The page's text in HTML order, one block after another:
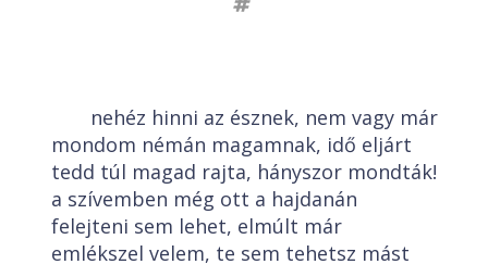
nehéz hinni az észnek, nem vagy már
mondom némán magamnak, idő eljárt
tedd túl magad rajta, hányszor mondták!
a szívemben még ott a hajdanán
felejteni sem lehet, elmúlt már
emlékszel velem, te sem tehetsz mást